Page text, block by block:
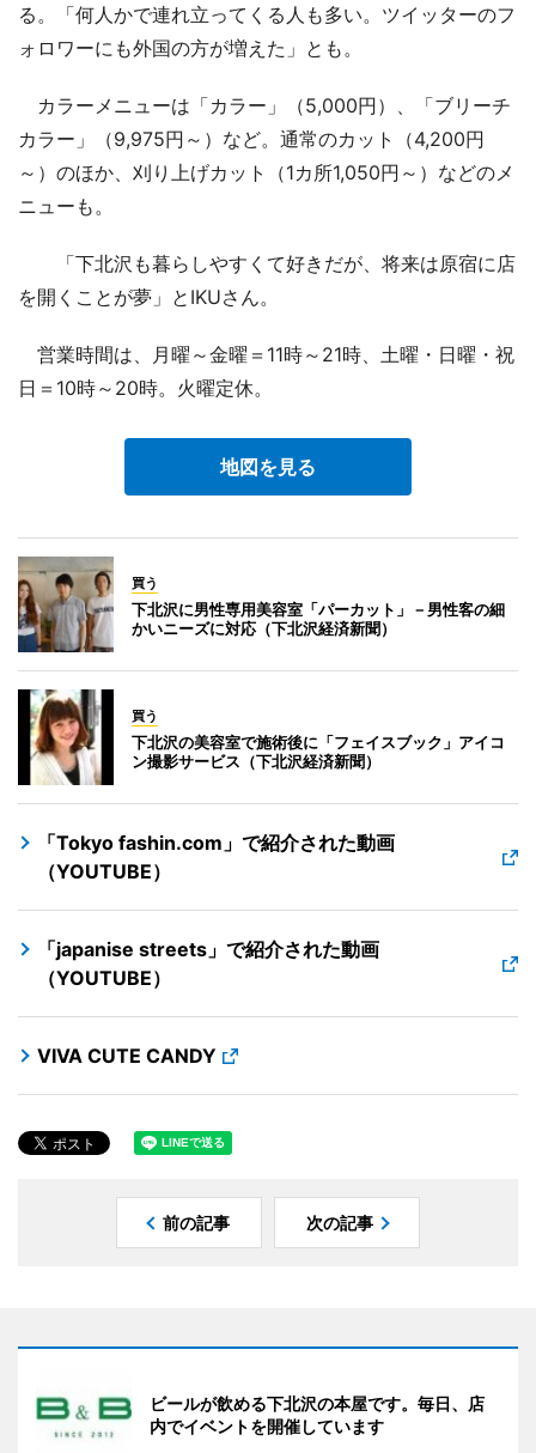
る。「何人かで連れ立ってくる人も多い。ツイッターのフ
ォロワーにも外国の方が増えた」とも。
カラーメニューは「カラー」（5,000円）、「ブリーチ
カラー」（9,975円～）など。通常のカット（4,200円
～）のほか、刈り上げカット（1カ所1,050円～）などのメ
ニューも。
「下北沢も暮らしやすくて好きだが、将来は原宿に店
を開くことが夢」とIKUさん。
営業時間は、月曜～金曜＝11時～21時、土曜・日曜・祝
日＝10時～20時。火曜定休。
地図を見る
買う
下北沢に男性専用美容室「パーカット」－男性客の細
かいニーズに対応（下北沢経済新聞）
買う
下北沢の美容室で施術後に「フェイスブック」アイコ
ン撮影サービス（下北沢経済新聞）
「Tokyo fashin.com」で紹介された動画
（YOUTUBE）
「japanise streets」で紹介された動画
（YOUTUBE）
VIVA CUTE CANDY
前の記事 次の記事
ビールが飲める下北沢の本屋です。毎日、店
内でイベントを開催しています